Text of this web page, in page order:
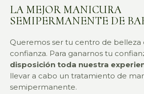
LA MEJOR MANICURA
SEMIPERMANENTE DE
Queremos ser tu centro de belleza
confianza. Para ganarnos tu
disposición toda nuestra
llevar a cabo un tratamiento de
semipermanente.